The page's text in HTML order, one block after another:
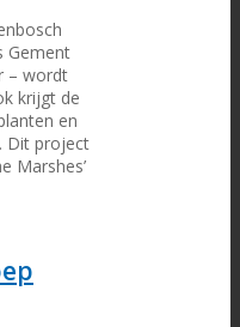
Gement
– wordt
krijgt de
en
Dit project
Marshes’